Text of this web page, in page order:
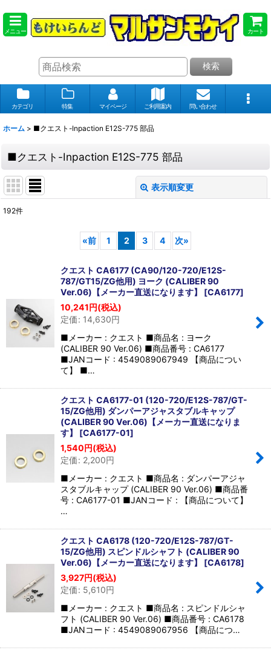
メニュー カート
検索
カテゴリ 特集 マイページ ご利用案内 問い合わせ
ホーム > ■クエスト-Inpaction E12S-775 部品
■クエスト-Inpaction E12S-775 部品
表示順変更
絞り込む
192件
«前 1 2 3 4 次»
クエスト CA6177 (CA90/120-720/E12S-
787/GT15/ZG他用) ヨーク (CALIBER 90
Ver.06)【メーカー直送になります】
[CA6177]
10,241円(税込)
定価: 14,630円
■メーカー : クエスト ■商品名 : ヨーク
(CALIBER 90 Ver.06) ■商品番号 : CA6177
■JANコード : 4549089067949 【商品につい
て】 ■…
クエスト CA6177-01 (120-720/E12S-787/GT-
15/ZG他用) ダンパーアジャスタブルキャップ
(CALIBER 90 Ver.06)【メーカー直送になりま
す】 [CA6177-01]
1,540円(税込)
定価: 2,200円
■メーカー : クエスト ■商品名 : ダンパーアジャ
スタブルキャップ (CALIBER 90 Ver.06) ■商品番
号 : CA6177-01 ■JANコード : 【商品について】
…
クエスト CA6178 (120-720/E12S-787/GT-
15/ZG他用) スピンドルシャフト (CALIBER 90
Ver.06)【メーカー直送になります】 [CA6178]
3,927円(税込)
定価: 5,610円
■メーカー : クエスト ■商品名 : スピンドルシャ
フト (CALIBER 90 Ver.06) ■商品番号 : CA6178
■JANコード : 4549089067956 【商品につ…